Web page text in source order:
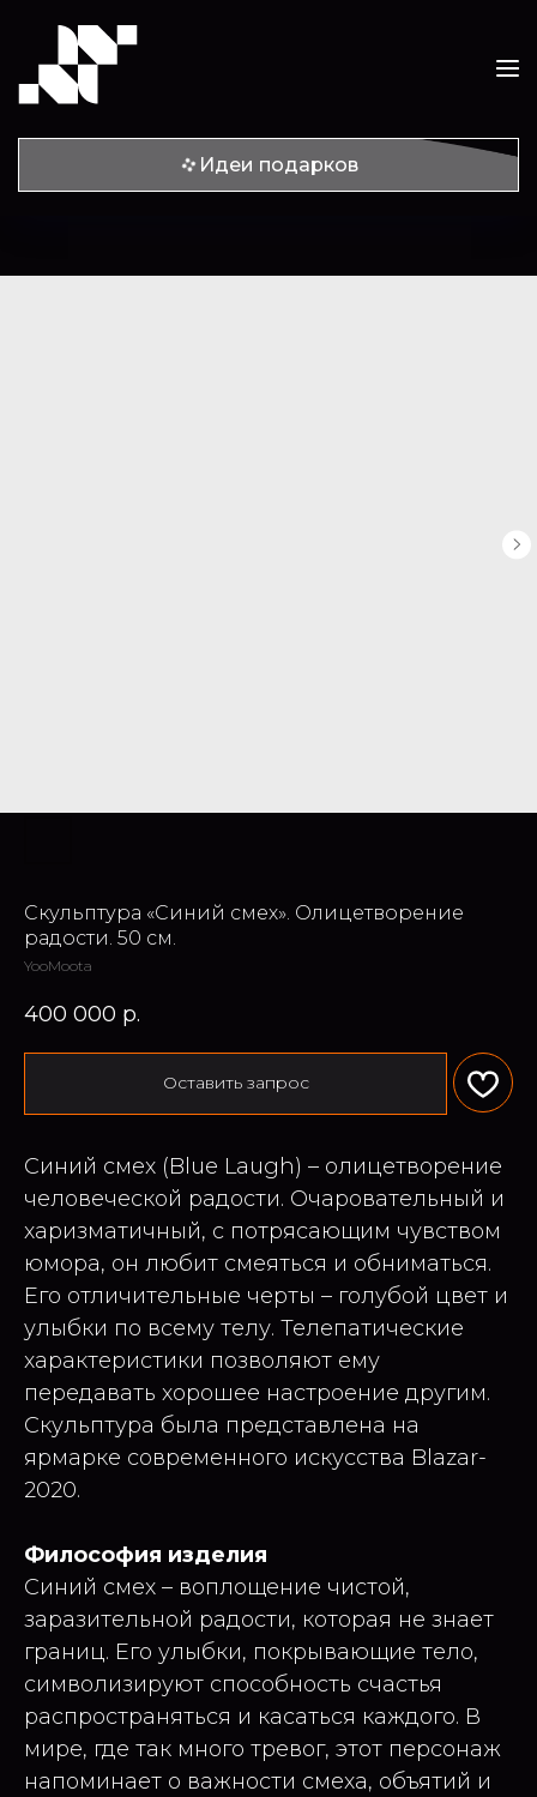
Идеи подарков
Скульптура «Синий смех». Олицетворение
радости. 50 см.
YooMoota
400 000 р.
Оставить запрос
Синий смех (Blue Laugh) – олицетворение
человеческой радости. Очаровательный и
харизматичный, с потрясающим чувством
юмора, он любит смеяться и обниматься.
Его отличительные черты – голубой цвет и
улыбки по всему телу. Телепатические
характеристики позволяют ему
передавать хорошее настроение другим.
Скульптура была представлена на
ярмарке современного искусства Blazar-
2020.
Философия изделия
Синий смех – воплощение чистой,
заразительной радости, которая не знает
границ. Его улыбки, покрывающие тело,
символизируют способность счастья
распространяться и касаться каждого. В
мире, где так много тревог, этот персонаж
напоминает о важности смеха, объятий и